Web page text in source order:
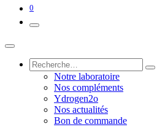
0
Notre laboratoire
Nos compléments
Ydrogen2o
Nos actualités
Bon de commande